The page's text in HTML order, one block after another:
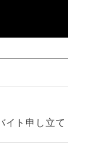
イト申し立て